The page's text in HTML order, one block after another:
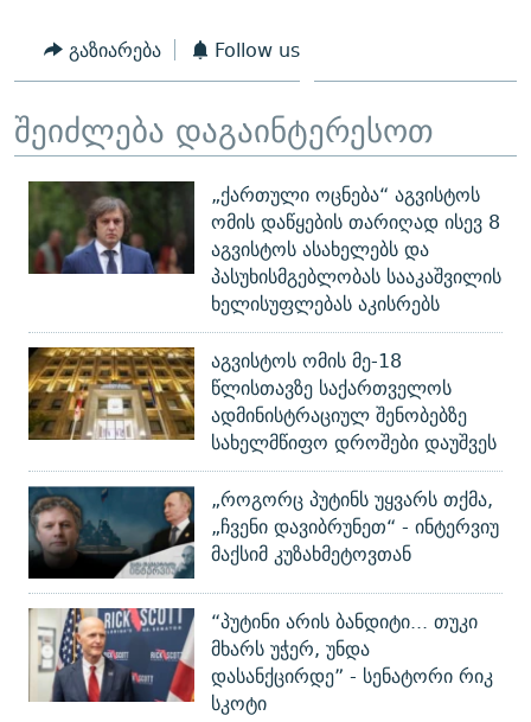
გაზიარება Follow us
შეიძლება დაგაინტერესოთ
„ქართული ოცნება“ აგვისტოს
ომის დაწყების თარიღად ისევ 8
აგვისტოს ასახელებს და
პასუხისმგებლობას სააკაშვილის
ხელისუფლებას აკისრებს
აგვისტოს ომის მე-18
წლისთავზე საქართველოს
ადმინისტრაციულ შენობებზე
სახელმწიფო დროშები დაუშვეს
„როგორც პუტინს უყვარს თქმა,
„ჩვენი დავიბრუნეთ“ - ინტერვიუ
მაქსიმ კუზახმეტოვთან
“პუტინი არის ბანდიტი... თუკი
მხარს უჭერ, უნდა
დასანქცირდე” - სენატორი რიკ
სკოტი